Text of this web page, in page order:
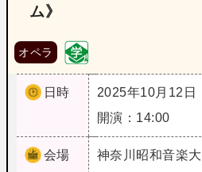
ム》
オペラ
日時
2025年10月12日
開演：14:00
会場 神奈川 昭和音楽